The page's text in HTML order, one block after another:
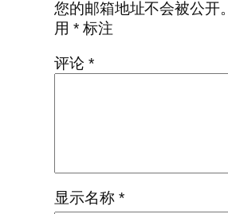
您的邮箱地址不会被公开。
用 *标注
评论 *
显示名称 *